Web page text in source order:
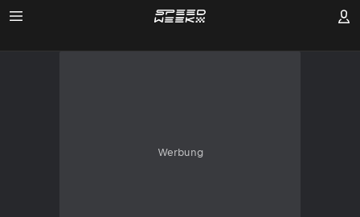
Werbung